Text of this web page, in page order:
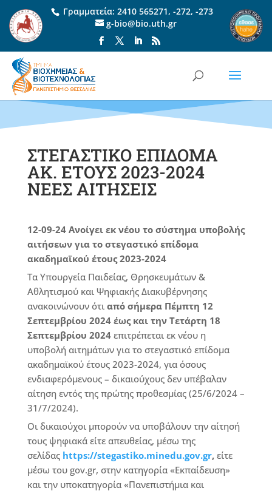
Γραμματεία: 2410 565271, -272, -273
g-bio@bio.uth.gr
ΣΤΕΓΑΣΤΙΚΟ ΕΠΙΔΟΜΑ
ΑΚ. ΕΤΟΥΣ 2023-2024
ΝΕΕΣ ΑΙΤΗΣΕΙΣ
12-09-24 Ανοίγει εκ νέου το σύστημα υποβολής
αιτήσεων για το στεγαστικό επίδομα
ακαδημαϊκού έτους 2023-2024
Τα Υπουργεία Παιδείας, Θρησκευμάτων &
Αθλητισμού και Ψηφιακής Διακυβέρνησης
ανακοινώνουν ότι από σήμερα Πέμπτη 12
Σεπτεμβρίου 2024 έως και την Τετάρτη 18
Σεπτεμβρίου 2024επιτρέπεται εκ νέου η
υποβολή αιτημάτων για το στεγαστικό επίδομα
ακαδημαϊκού έτους 2023-2024, για όσους
ενδιαφερόμενους – δικαιούχους δεν υπέβαλαν
αίτηση εντός της πρώτης προθεσμίας (25/6/2024 –
31/7/2024).
Οι δικαιούχοι μπορούν να υποβάλουν την αίτησή
τους ψηφιακά είτε απευθείας, μέσω της
σελίδας https://stegastiko.minedu.gov.gr,είτε
μέσω του gov.gr, στην κατηγορία «Εκπαίδευση»
και την υποκατηγορία «Πανεπιστήμια και